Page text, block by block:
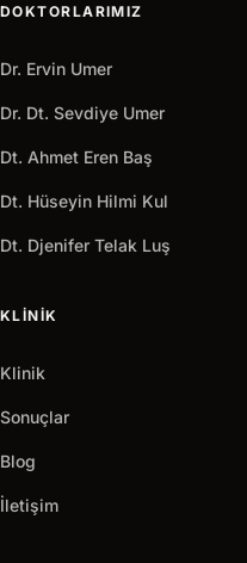
DOKTORLARIMIZ
Dr. Ervin Umer
Dr. Dt. Sevdiye Umer
Dt. Ahmet Eren Baş
Dt. Hüseyin Hilmi Kul
Dt. Djenifer Telak Luş
KLINIK
Klinik
Sonuçlar
Blog
İletişim